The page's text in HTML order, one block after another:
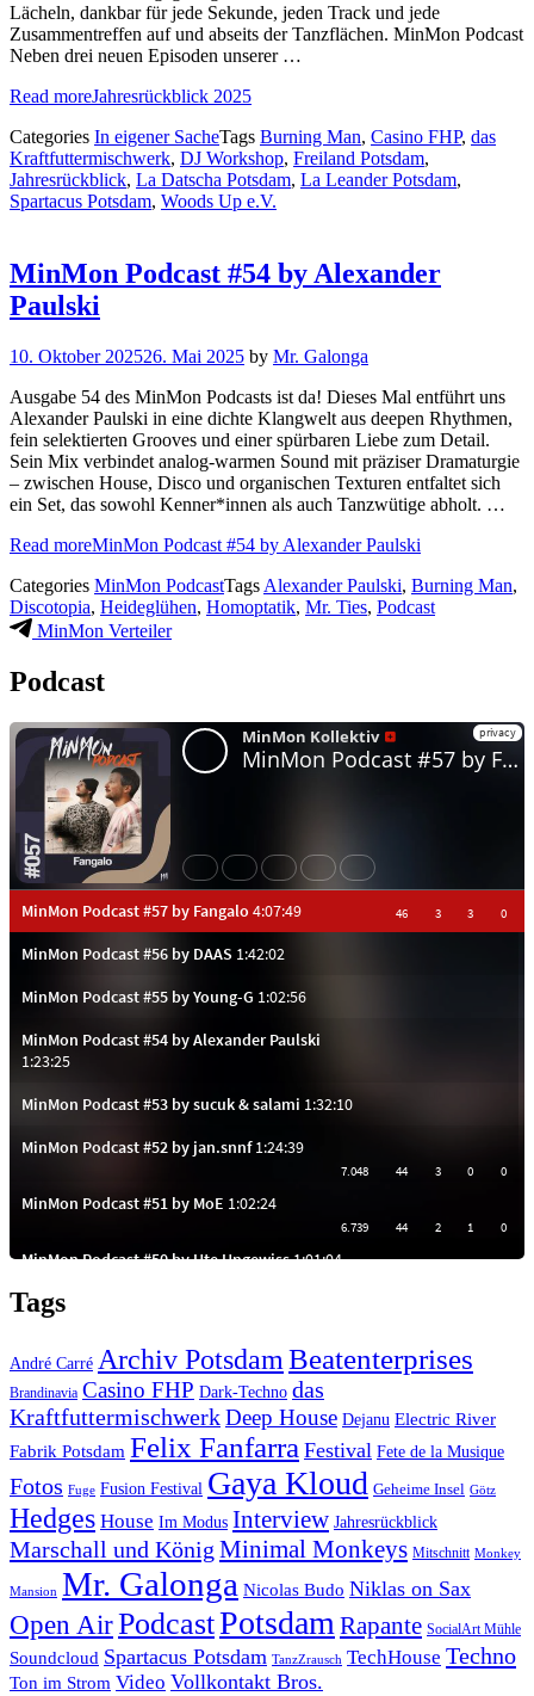
Lächeln, dankbar für jede Sekunde, jeden Track und jede
Zusammentreffen auf und abseits der Tanzflächen. MinMon Podcast
Neben drei neuen Episoden unserer …
Read moreJahresrückblick 2025
Categories In eigener SacheTags Burning Man, Casino FHP, das
Kraftfuttermischwerk, DJ Workshop, Freiland Potsdam,
Jahresrückblick, La Datscha Potsdam, La Leander Potsdam,
Spartacus Potsdam, Woods Up e.V.
MinMon Podcast #54 by Alexander
Paulski
10. Oktober 202526. Mai 2025 by Mr. Galonga
Ausgabe 54 des MinMon Podcasts ist da! Dieses Mal entführt uns
Alexander Paulski in eine dichte Klangwelt aus deepen Rhythmen,
fein selektierten Grooves und einer spürbaren Liebe zum Detail.
Sein Mix verbindet analog-warmen Sound mit präziser Dramaturgie
– zwischen House, Disco und organischen Texturen entfaltet sich
ein Set, das sowohl Kenner*innen als auch Tanzwütige abholt. …
Read moreMinMon Podcast #54 by Alexander Paulski
Categories MinMon PodcastTags Alexander Paulski, Burning Man,
Discotopia, Heideglühen, Homoptatik, Mr. Ties, Podcast
MinMon Verteiler
Podcast
Tags
André Carré Archiv PotsdamBeatenterprises
Brandinavia Casino FHP Dark-Techno das
KraftfuttermischwerkDeep House Dejanu Electric River
Fabrik Potsdam Felix Fanfarra Festival Fete de la Musique
Fotos Fuge Fusion Festival Gaya Kloud Geheime Insel Götz
Hedges House Im Modus Interview Jahresrückblick
Marschall und König Minimal Monkeys Mitschnitt Monkey
Mansion Mr. Galonga Nicolas Budo Niklas on Sax
Open AirPodcastPotsdamRapante SocialArt Mühle
Soundcloud Spartacus Potsdam TanzZrausch TechHouse Techno
Ton im Strom Video Vollkontakt Bros.